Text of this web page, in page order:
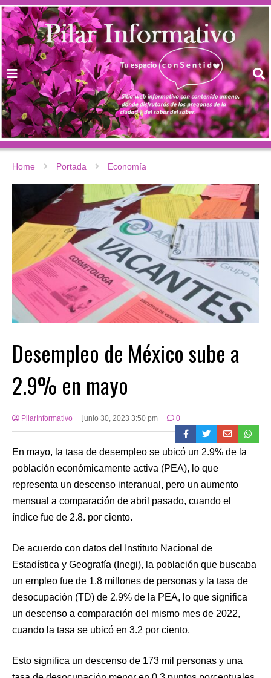
Home Portada Economía
Desempleo de México sube a
2.9% en mayo
PilarInformativo junio 30, 2023 3:50 pm 0
En mayo, la tasa de desempleo se ubicó un 2.9% de la
población económicamente activa (PEA), lo que
representa un descenso interanual, pero un aumento
mensual a comparación de abril pasado, cuando el
índice fue de 2.8. por ciento.
De acuerdo con datos del Instituto Nacional de
Estadística y Geografía (Inegi), la población que buscaba
un empleo fue de 1.8 millones de personas y la tasa de
desocupación (TD) de 2.9% de la PEA, lo que significa
un descenso a comparación del mismo mes de 2022,
cuando la tasa se ubicó en 3.2 por ciento.
Esto significa un descenso de 173 mil personas y una